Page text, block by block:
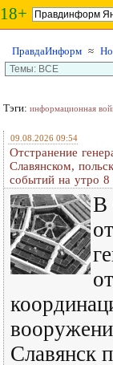
18+
ПравдаИнформ ≈
Тэги: информационная
09.08.2026 09:54
Отстранение
Славянском,
событий на утро 8
Славянск